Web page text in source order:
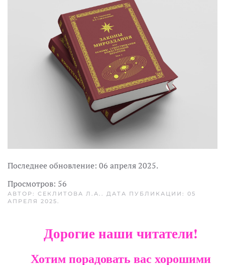
Последнее обновление: 06 апреля 2025.
Просмотров: 56
АВТОР: СЕКЛИТОВА Л.А.. ДАТА ПУБЛИКАЦИИ: 05
АПРЕЛЯ 2025.
Дорогие наши читатели!
Хотим порадовать вас хорошими